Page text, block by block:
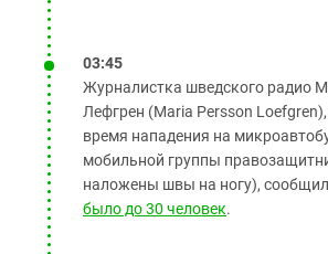
03:45
Журналистка шведского радио
Лефгрен (Maria Persson
время нападения на
мобильной группы
наложены швы на ногу),
было до 30 человек.